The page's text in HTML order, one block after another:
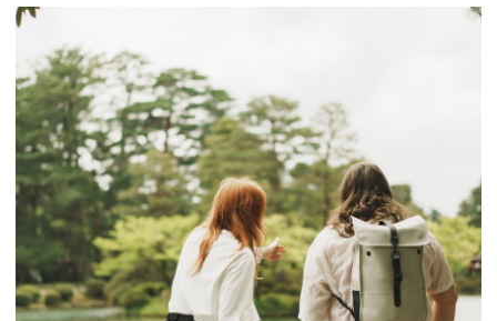
more